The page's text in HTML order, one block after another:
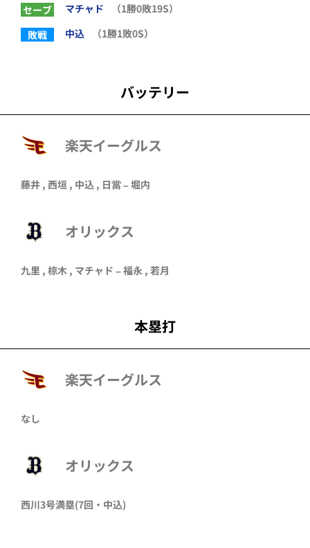
セーブ
マチャド
（1勝0敗19S）
敗戦
中込 （1勝1敗0S）
バッテリー
楽天イーグルス
藤井 , 西垣 , 中込 , 日當–堀内
オリックス
九里 , 椋木 , マチャド –福永 , 若月
本塁打
楽天イーグルス
なし
オリックス
西川3号満塁(7回・ 中込)